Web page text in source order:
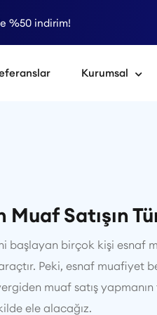
%50 indirim!
Kurumsal
Satışın
birçok kişi esnaf
Peki, esnaf muafiyet
muaf satış
ele alacağız.